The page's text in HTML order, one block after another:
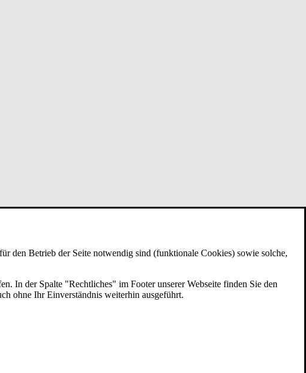
den Betrieb der Seite notwendig sind (funktionale Cookies) sowie solche,
In der Spalte "Rechtliches" im Footer unserer Webseite finden Sie den
ohne Ihr Einverständnis weiterhin ausgeführt.